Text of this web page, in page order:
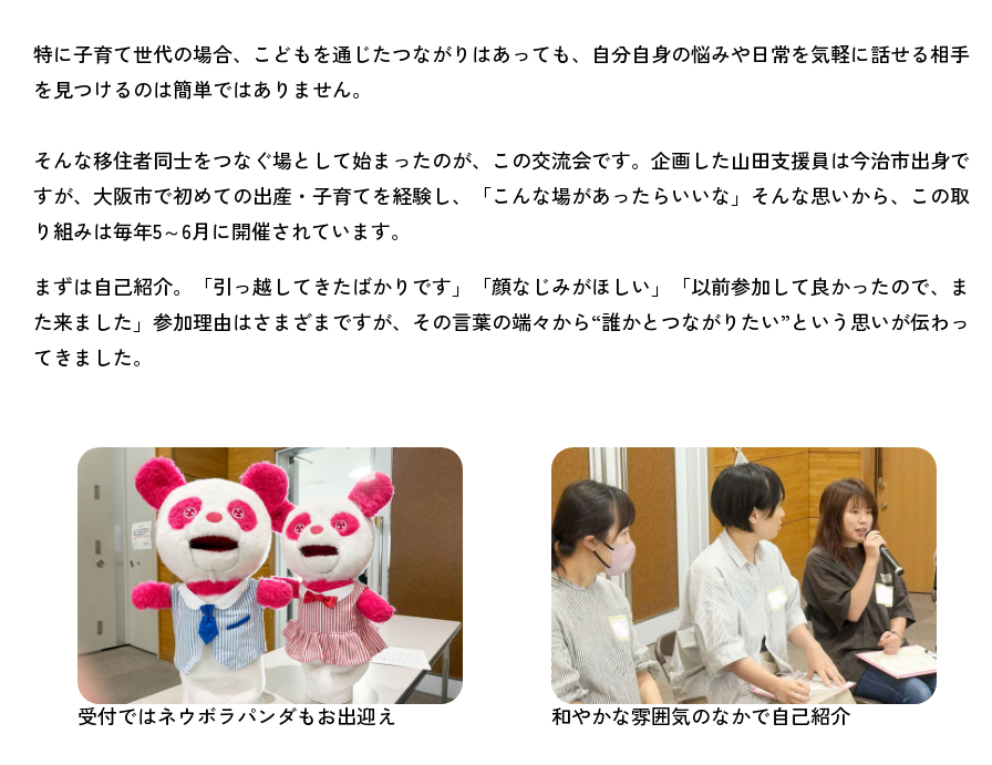
特に子育て世代の場合、こどもを通じたつながりはあっても、自分自身の悩みや日常を気軽に話せる相手
を見つけるのは簡単ではありません。
そんな移住者同士をつなぐ場として始まったのが、この交流会です。企画した山田支援員は今治市出身で
すが、大阪市で初めての出産・子育てを経験し、「こんな場があったらいいな」そんな思いから、この取
り組みは毎年5～6月に開催されています。
まずは自己紹介。「引っ越してきたばかりです」「顔なじみがほしい」「以前参加して良かったので、ま
た来ました」参加理由はさまざまですが、その言葉の端々から“誰かとつながりたい”という思いが伝わっ
てきました。
受付ではネウボラパンダもお出迎え 和やかな雰囲気のなかで自己紹介